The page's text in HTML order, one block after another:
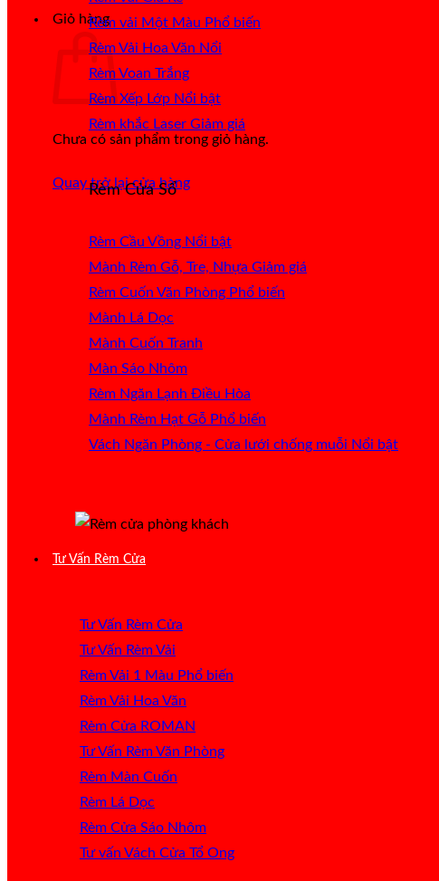
Giỏ hàng
Chưa có sản phẩm trong giỏ hàng.
Quay trở lại cửa hàng
Rèm vải Một Màu
Rèm Vải Hoa Văn Nổi
Rèm Voan Trắng
Rèm Xếp Lớp
Rèm khắc Laser
Rèm Cửa Sổ
Rèm Cầu Vồng
Mành Rèm Gỗ, Tre, Nhựa
Rèm Cuốn Văn Phòng
Mành Lá Dọc
Mành Cuốn Tranh
Màn Sáo Nhôm
Rèm Ngăn Lạnh Điều Hòa
Mành Rèm Hạt Gỗ
Vách Ngăn Phòng - Cửa lưới chống muỗi
Tư Vấn Rèm Cửa
Tư Vấn Rèm Cửa
Tư Vấn Rèm Vải
Rèm Vải 1 Màu
Rèm Vải Hoa Văn
Rèm Cửa ROMAN
Tư Vấn Rèm Văn Phòng
Rèm Màn Cuốn
Rèm Lá Dọc
Rèm Cửa Sáo Nhôm
Tư vấn Vách Cửa Tổ Ong